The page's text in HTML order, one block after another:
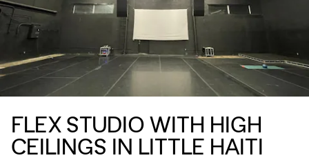
FLEX STUDIO WITH HIGH
CEILINGS IN LITTLE HAITI